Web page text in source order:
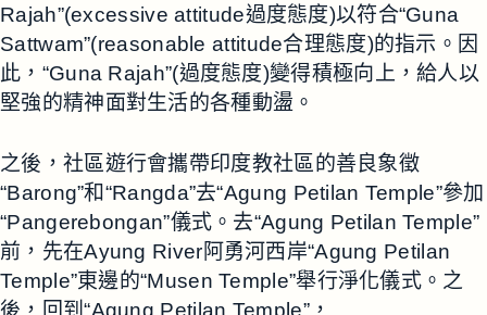
Rajah”(excessive attitude過度態度)以符合“Guna
Sattwam”(reasonable attitude合理態度)的指示。因
此，“Guna Rajah”(過度態度)變得積極向上，給人以
堅強的精神面對生活的各種動盪。
之後，社區遊行會攜帶印度教社區的善良象徵
“Barong”和“Rangda”去“Agung Petilan Temple”參加
“Pangerebongan”儀式。去“Agung Petilan Temple”
前，先在Ayung River阿勇河西岸“Agung Petilan
Temple”東邊的“Musen Temple”舉行淨化儀式。之
後，回到“Agung Petilan Temple”，